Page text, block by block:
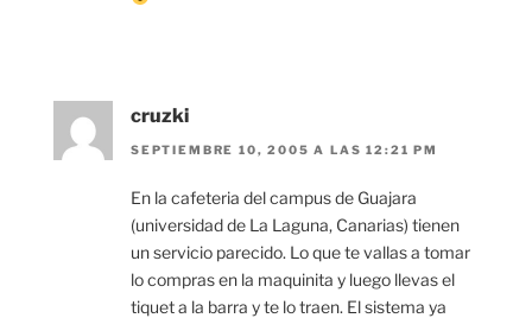
cruzki
SEPTIEMBRE 10, 2005 A LAS 12:21 PM
En la cafeteria del campus de Guajara
(universidad de La Laguna, Canarias) tienen
un servicio parecido. Lo que te vallas a tomar
lo compras en la maquinita y luego llevas el
tiquet a la barra y te lo traen. El sistema ya